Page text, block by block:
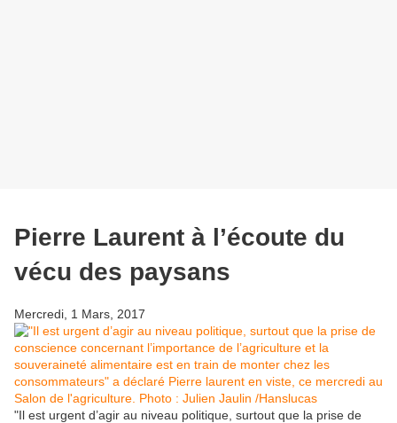
Pierre Laurent à l’écoute du
vécu des paysans
Mercredi, 1 Mars, 2017
"Il est urgent d’agir au niveau politique, surtout que la prise de